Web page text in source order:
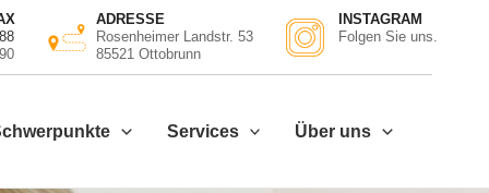
ADRESSE
Rosenheimer Landstr. 53
85521 Ottobrunn
INSTAGRAM
Folgen Sie uns.
Services Über uns